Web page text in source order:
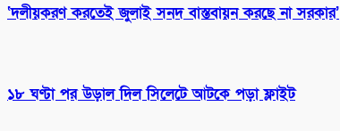
‘দলীয়করণ করতেই জুলাই সনদ বাস্তবায়ন করছে না সরকার’
১৮ ঘণ্টা পর উড়াল দিল সিলেটে আটকে পড়া ফ্লাইট